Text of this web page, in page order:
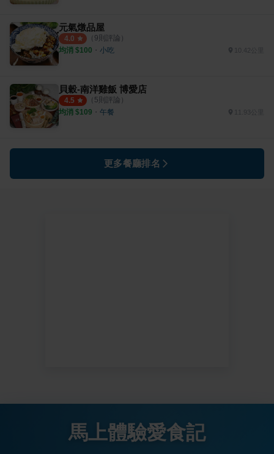
元氣燉品屋
4.0 （ 9則評論）
均消 $100 ・ 小吃 10.42公里
貝穀-南洋雞飯 博愛店
4.5 （ 5則評論）
均消 $109 ・ 午餐
更多餐廳排名
馬上體驗愛食記